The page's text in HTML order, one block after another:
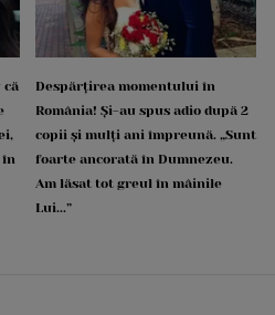
că
în
Despărțirea momentului în
România! Și-au spus adio după 2
copii și mulți ani împreună. „Sunt
foarte ancorată în Dumnezeu.
Am lăsat tot greul în mâinile
Lui...”